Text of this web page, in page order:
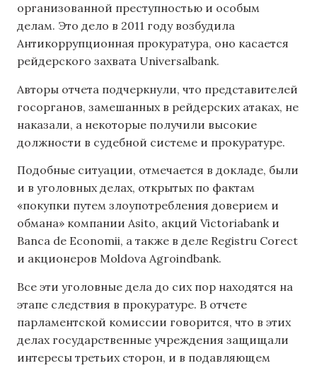
организованной преступностью и особым
делам. Это дело в 2011 году возбудила
Антикоррупционная прокуратура, оно касается
рейдерского захвата Universalbank.
Авторы отчета подчеркнули, что представителей
госорганов, замешанных в рейдерских атаках, не
наказали, а некоторые получили высокие
должности в судебной системе и прокуратуре.
Подобные ситуации, отмечается в докладе, были
и в уголовных делах, открытых по фактам
«покупки путем злоупотребления доверием и
обмана» компании Asito, акций Victoriabank и
Banca de Economii, а также в деле Registru Corect
и акционеров Moldova Agroindbank.
Все эти уголовные дела до сих пор находятся на
этапе следствия в прокуратуре. В отчете
парламентской комиссии говорится, что в этих
делах государственные учреждения защищали
интересы третьих сторон, и в подавляющем